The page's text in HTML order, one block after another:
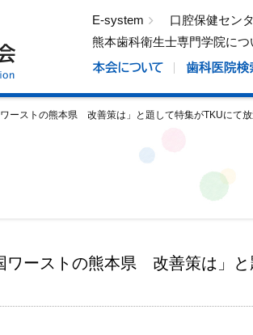
E-system 口腔保健セン
熊本歯科衛生士専門学院につ
ーストの熊本県 改善策は」と題して特集がTKUにて
ーストの熊本県 改善策は」と